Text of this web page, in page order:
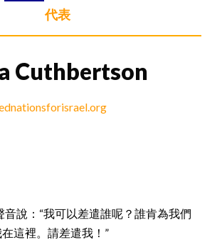
代表
Cuthbertson
音說：“我可以差遣誰呢？誰肯為我們
這裡。請差遣我！”